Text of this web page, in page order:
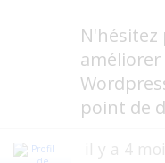
N'hésitez
point de
il y a 4